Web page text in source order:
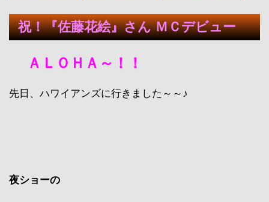
祝！『佐藤花絵』さん ＭＣデビュー
ＡＬＯＨＡ～！！
先日、ハワイアンズに行きました～～♪
夜ショーの